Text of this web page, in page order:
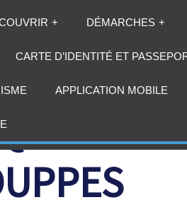
DÉMARCHES
CARTE D’IDENTITÉ ET
APPLICATION MOBILE